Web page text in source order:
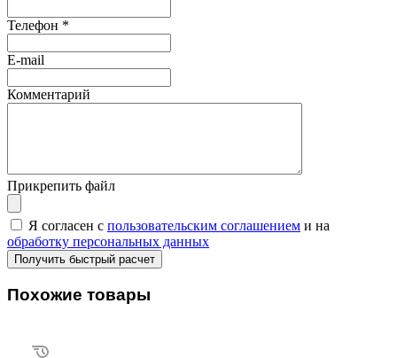
Телефон *
E-mail
Комментарий
Прикрепить файл
Я согласен с пользовательским соглашением и на
обработку персональных данных
Похожие товары